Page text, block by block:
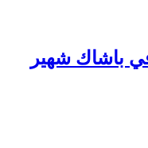
باشاك شهير